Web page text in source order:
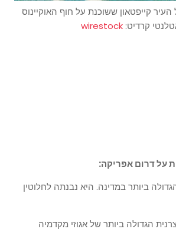
קייפטאון ששוכנת על חוף האוקיינוס
קרדיט: wirestock
על דרום אפריקה:
ביותר במדינה. היא נבנתה לחלוטין
הגדולה ביותר של אגוזי מקדמיה